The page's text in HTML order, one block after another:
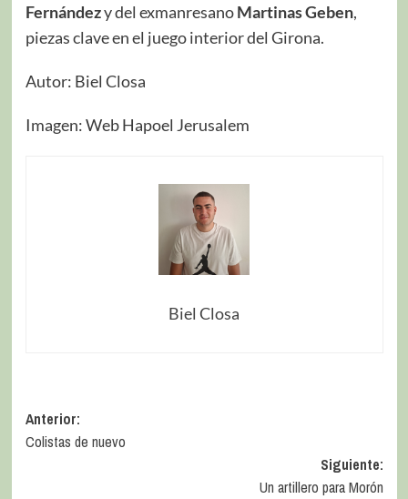
Fernándezy del exmanresanoMartinas Geben,
piezas clave en el juego interior del Girona.
Autor: Biel Closa
Imagen: Web Hapoel Jerusalem
Biel Closa
Anterior:
Colistas de nuevo
Siguiente:
Un artillero para Morón